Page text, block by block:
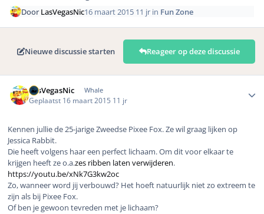
DoorLasVegasNic16 maart 2015 11 jr in Fun Zone
Nieuwe discussie starten Reageer op deze discussie
LasVegasNic Whale
Geplaatst 16 maart 2015 11 jr
Kennen jullie de 25-jarige Zweedse Pixee Fox. Ze wil graag lijken op
Jessica Rabbit.
Die heeft volgens haar een perfect lichaam. Om dit voor elkaar te
krijgen heeft ze o.a.zes ribben laten verwijderen.
https://youtu.be/xNk7G3kw2oc
Zo, wanneer word jij verbouwd? Het hoeft natuurlijk niet zo extreem te
zijn als bij Pixee Fox.
Of ben je gewoon tevreden met je lichaam?